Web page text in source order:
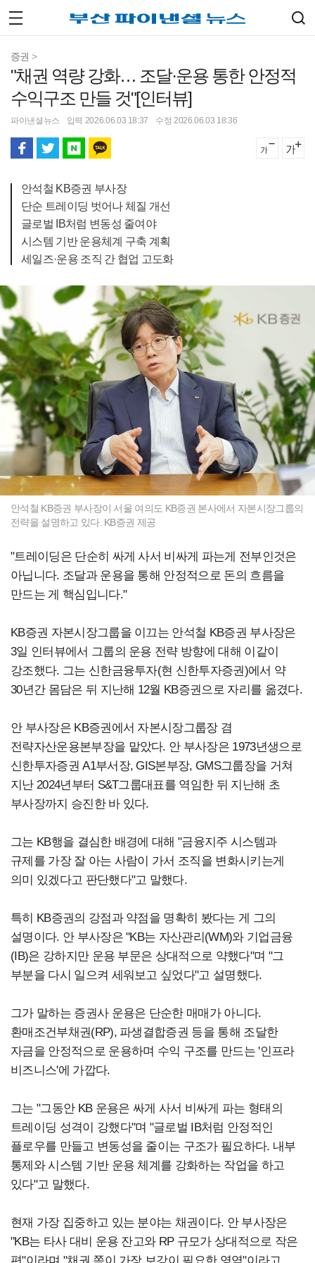
증권 >
"채권 역량 강화… 조달·운용 통한 안정적
수익구조 만들 것"[인터뷰]
파이낸셜뉴스 입력 2026.06.03 18:37 수정 2026.06.03 18:36
안석철 KB증권 부사장
단순 트레이딩 벗어나 체질 개선
글로벌 IB처럼 변동성 줄여야
시스템 기반 운용체계 구축 계획
세일즈·운용 조직 간 협업 고도화
안석철 KB증권 부사장이 서울 여의도 KB증권 본사에서 자본시장그룹의
전략을 설명하고 있다. KB증권 제공
"트레이딩은 단순히 싸게 사서 비싸게 파는게 전부인것은
아닙니다. 조달과 운용을 통해 안정적으로 돈의 흐름을
만드는 게 핵심입니다."
KB증권 자본시장그룹을 이끄는 안석철 KB증권 부사장은
3일 인터뷰에서 그룹의 운용 전략 방향에 대해 이같이
강조했다. 그는 신한금융투자(현 신한투자증권)에서 약
30년간 몸담은 뒤 지난해 12월 KB증권으로 자리를 옮겼다.
안 부사장은 KB증권에서 자본시장그룹장 겸
전략자산운용본부장을 맡았다. 안 부사장은 1973년생으로
신한투자증권 A1부서장, GIS본부장, GMS그룹장을 거쳐
지난 2024년부터 S&T그룹대표를 역임한 뒤 지난해 초
부사장까지 승진한 바 있다.
그는 KB행을 결심한 배경에 대해 "금융지주 시스템과
규제를 가장 잘 아는 사람이 가서 조직을 변화시키는게
의미 있겠다고 판단했다"고 말했다.
특히 KB증권의 강점과 약점을 명확히 봤다는 게 그의
설명이다. 안 부사장은 "KB는 자산관리(WM)와 기업금융
(IB)은 강하지만 운용 부문은 상대적으로 약했다"며 "그
부분을 다시 일으켜 세워보고 싶었다"고 설명했다.
그가 말하는 증권사 운용은 단순한 매매가 아니다.
환매조건부채권(RP), 파생결합증권 등을 통해 조달한
자금을 안정적으로 운용하며 수익 구조를 만드는 '인프라
비즈니스'에 가깝다.
그는 "그동안 KB 운용은 싸게 사서 비싸게 파는 형태의
트레이딩 성격이 강했다"며 "글로벌 IB처럼 안정적인
플로우를 만들고 변동성을 줄이는 구조가 필요하다. 내부
통제와 시스템 기반 운용 체계를 강화하는 작업을 하고
있다"고 말했다.
현재 가장 집중하고 있는 분야는 채권이다. 안 부사장은
"KB는 타사 대비 운용 잔고와 RP 규모가 상대적으로 작은